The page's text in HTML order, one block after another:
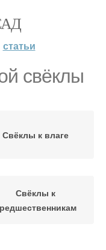
статьи
свёклы
Свёклы к влаге
Свёклы к